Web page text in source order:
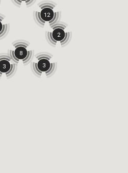
12
8
2
3 3